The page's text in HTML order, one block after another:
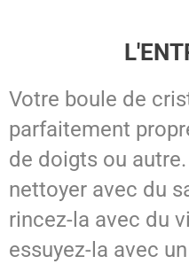
Votre boule de
parfaitement
de doigts ou
nettoyer avec du
rincez-la avec du
essuyez-la avec